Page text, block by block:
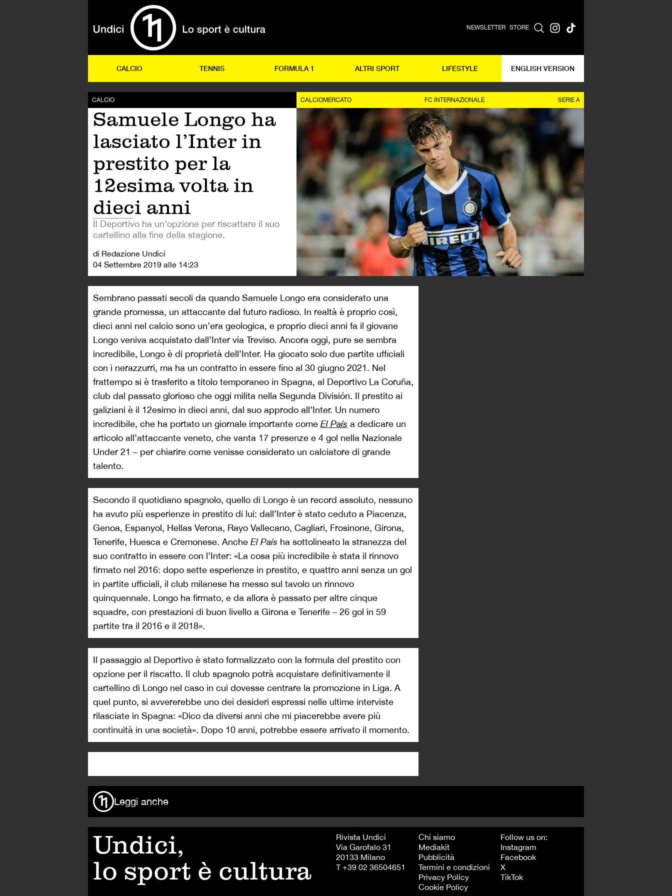
NEWSLETTER STORE
CALCIO TENNIS FORMULA 1 ALTRI SPORT LIFESTYLE ENGLISH VERSION
CALCIO
Samuele Longo ha
lasciato l’Inter in
prestito per la
12esima volta in
dieci anni
Il Deportivo ha un'opzione per riscattare il suo
cartellino alla fine della stagione.
di Redazione Undici
04 Settembre 2019 alle 14:23
CALCIOMERCATO FC INTERNAZIONALE SERIE A
Sembrano passati secoli da quando Samuele Longo era considerato una
grande promessa, un attaccante dal futuro radioso. In realtà è proprio così,
dieci anni nel calcio sono un’era geologica, e proprio dieci anni fa il giovane
Longo veniva acquistato dall’Inter via Treviso. Ancora oggi, pure se sembra
incredibile, Longo è di proprietà dell’Inter. Ha giocato solo due partite ufficiali
con i nerazzurri, ma ha un contratto in essere fino al 30 giugno 2021. Nel
frattempo si è trasferito a titolo temporaneo in Spagna, al Deportivo La Coruña,
club dal passato glorioso che oggi milita nella Segunda División. Il prestito ai
galiziani è il 12esimo in dieci anni, dal suo approdo all’Inter. Un numero
incredibile, che ha portato un giornale importante come El País a dedicare un
articolo all’attaccante veneto, che vanta 17 presenze e 4 gol nella Nazionale
Under 21 – per chiarire come venisse considerato un calciatore di grande
talento.
Secondo il quotidiano spagnolo, quello di Longo è un record assoluto, nessuno
ha avuto più esperienze in prestito di lui: dall’Inter è stato ceduto a Piacenza,
Genoa, Espanyol, Hellas Verona, Rayo Vallecano, Cagliari, Frosinone, Girona,
Tenerife, Huesca e Cremonese. Anche El País ha sottolineato la stranezza del
suo contratto in essere con l’Inter: «La cosa più incredibile è stata il rinnovo
firmato nel 2016: dopo sette esperienze in prestito, e quattro anni senza un gol
in partite ufficiali, il club milanese ha messo sul tavolo un rinnovo
quinquennale. Longo ha firmato, e da allora è passato per altre cinque
squadre, con prestazioni di buon livello a Girona e Tenerife – 26 gol in 59
partite tra il 2016 e il 2018».
Il passaggio al Deportivo è stato formalizzato con la formula del prestito con
opzione per il riscatto. Il club spagnolo potrà acquistare definitivamente il
cartellino di Longo nel caso in cui dovesse centrare la promozione in Liga. A
quel punto, si avvererebbe uno dei desideri espressi nelle ultime interviste
rilasciate in Spagna: «Dico da diversi anni che mi piacerebbe avere più
continuità in una società». Dopo 10 anni, potrebbe essere arrivato il momento.
Leggi anche
Undici,
lo sport è cultura
Rivista Undici
Via Garofalo 31
20133 Milano
T +39 02 36504651
Chi siamo
Mediakit
Pubblicità
Termini e condizioni
Privacy Policy
Cookie Policy
Follow us on:
Instagram
Facebook
X
TikTok